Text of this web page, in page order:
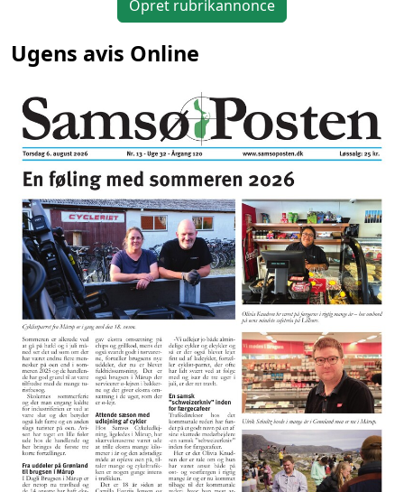
Opret rubrikannonce
Ugens avis Online